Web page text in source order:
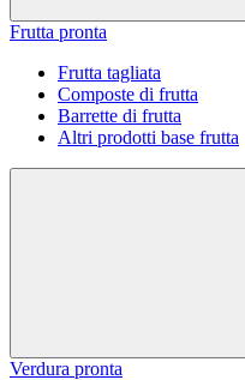
Frutta pronta
Frutta tagliata
Composte di frutta
Barrette di frutta
Altri prodotti base frutta
Verdura pronta